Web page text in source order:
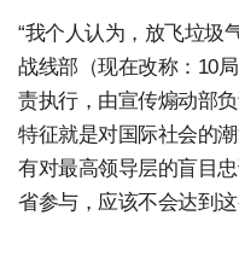
“我个人认为，放飞垃圾
战线部（现在改称：10
责执行，由宣传煽动部
特征就是对国际社会的
有对最高领导层的盲目
省参与，应该不会达到